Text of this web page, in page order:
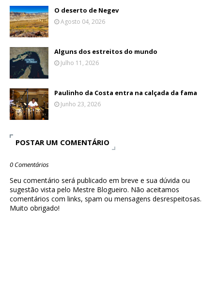
O deserto de Negev
Agosto 04, 2026
Alguns dos estreitos do mundo
Julho 11, 2026
Paulinho da Costa entra na calçada da fama
Junho 23, 2026
POSTAR UM COMENTÁRIO
0 Comentários
Seu comentário será publicado em breve e sua dúvida ou
sugestão vista pelo Mestre Blogueiro. Não aceitamos
comentários com links, spam ou mensagens desrespeitosas.
Muito obrigado!